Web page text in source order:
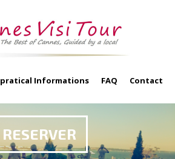
pratical Informations FAQ Contact
RESERVER